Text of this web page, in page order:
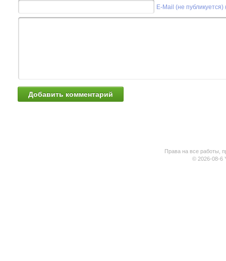
E-Mail (не
Права на все работы,
© 2026-08-6